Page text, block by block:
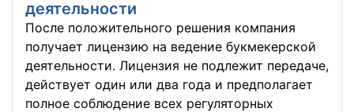
деятельности
После положительного решения компания
получает лицензию на ведение букмекерской
деятельности. Лицензия не подлежит передаче,
действует один или два года и предполагает
полное соблюдение всех регуляторных